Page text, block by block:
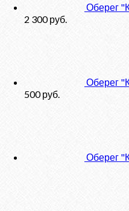
Оберег
2 300руб.
Оберег
500руб.
Оберег